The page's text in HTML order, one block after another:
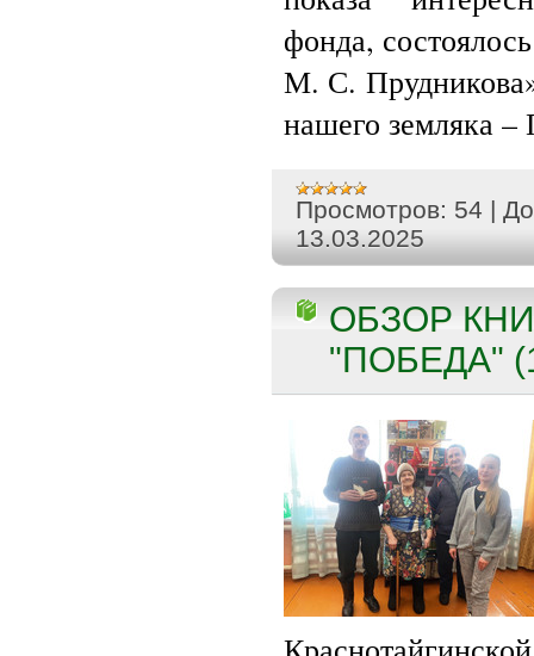
фонда,
М. С.
нашего земляка
Просмотров: 54 |
13.03.2025
ОБЗОР
"ПОБЕДА"